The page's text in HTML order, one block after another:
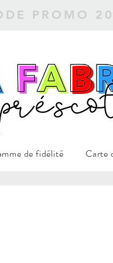
PROMO
de fidélité Carte